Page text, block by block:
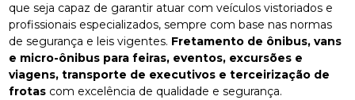
que seja capaz de garantir atuar com veículos vistoriados e
profissionais especializados, sempre com base nas normas
de segurança e leis vigentes. Fretamento de ônibus, vans
e micro-ônibus para feiras, eventos, excursões e
viagens, transporte de executivos e terceirização de
frotas com excelência de qualidade e segurança.